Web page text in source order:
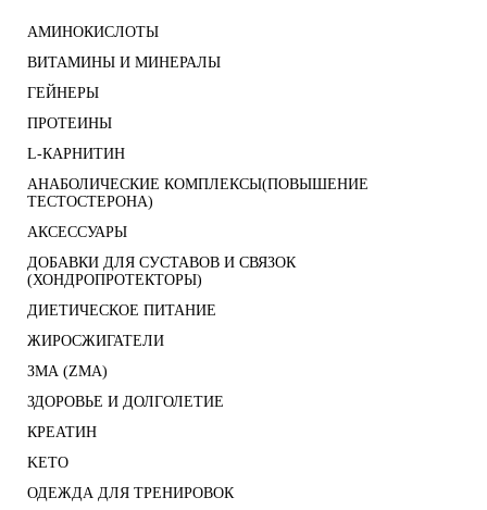
АМИНОКИСЛОТЫ
ВИТАМИНЫ И МИНЕРАЛЫ
ГЕЙНЕРЫ
ПРОТЕИНЫ
L-КАРНИТИН
АНАБОЛИЧЕСКИЕ КОМПЛЕКСЫ(ПОВЫШЕНИЕ
ТЕСТОСТЕРОНА)
АКСЕССУАРЫ
ДОБАВКИ ДЛЯ СУСТАВОВ И СВЯЗОК
(ХОНДРОПРОТЕКТОРЫ)
ДИЕТИЧЕСКОЕ ПИТАНИЕ
ЖИРОСЖИГАТЕЛИ
ЗМА (ZMA)
ЗДОРОВЬЕ И ДОЛГОЛЕТИЕ
КРЕАТИН
KETO
ОДЕЖДА ДЛЯ ТРЕНИРОВОК